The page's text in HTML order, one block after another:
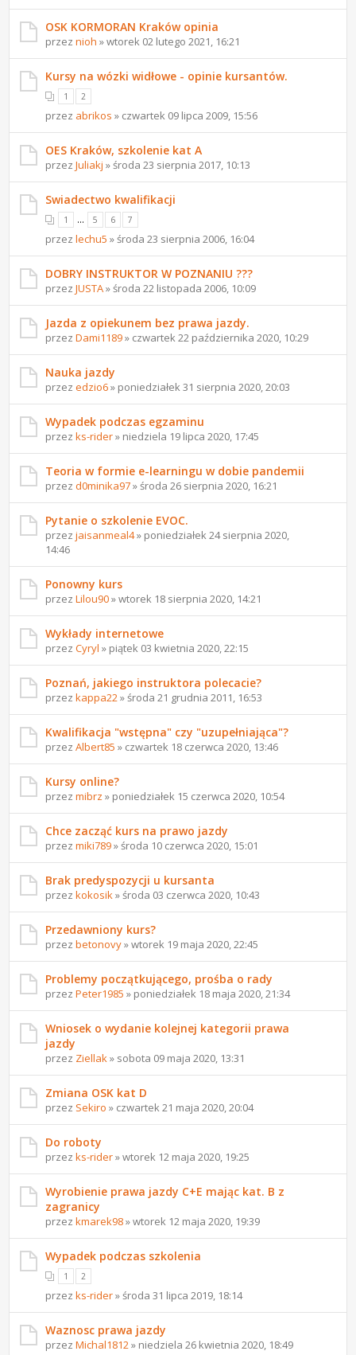
OSK KORMORAN Kraków opinia
przeznioh » wtorek 02 lutego 2021, 16:21
Kursy na wózki widłowe - opinie kursantów.
1 2
przez abrikos » czwartek 09 lipca 2009, 15:56
OES Kraków, szkolenie kat A
przezJuliakj » środa 23 sierpnia 2017, 10:13
Swiadectwo kwalifikacji
1 ... 5 6 7
przezlechu5 » środa 23 sierpnia 2006, 16:04
DOBRY INSTRUKTOR W POZNANIU ???
przezJUSTA» środa 22 listopada 2006, 10:09
Jazda z opiekunem bez prawa jazdy.
przezDami1189» czwartek 22 października 2020, 10:29
Nauka jazdy
przezedzio6» poniedziałek 31 sierpnia 2020, 20:03
Wypadek podczas egzaminu
przezks-rider» niedziela 19 lipca 2020, 17:45
Teoria w formie e-learningu w dobie pandemii
przezd0minika97» środa 26 sierpnia 2020, 16:21
Pytanie o szkolenie EVOC.
przezjaisanmeal4» poniedziałek 24 sierpnia 2020,
14:46
Ponowny kurs
przezLilou90» wtorek 18 sierpnia 2020, 14:21
Wykłady internetowe
przezCyryl » piątek 03 kwietnia 2020, 22:15
Poznań, jakiego instruktora polecacie?
przezkappa22 » środa 21 grudnia 2011, 16:53
Kwalifikacja "wstępna" czy "uzupełniająca"?
przezAlbert85 » czwartek 18 czerwca 2020, 13:46
Kursy online?
przezmibrz » poniedziałek 15 czerwca 2020, 10:54
Chce zacząć kurs na prawo jazdy
przezmiki789» środa 10 czerwca 2020, 15:01
Brak predyspozycji u kursanta
przezkokosik » środa 03 czerwca 2020, 10:43
Przedawniony kurs?
przezbetonovy» wtorek 19 maja 2020, 22:45
Problemy początkującego, prośba o rady
przezPeter1985 » poniedziałek 18 maja 2020, 21:34
Wniosek o wydanie kolejnej kategorii prawa
jazdy
przez Ziellak » sobota 09 maja 2020, 13:31
Zmiana OSK kat D
przez Sekiro » czwartek 21 maja 2020, 20:04
Do roboty
przezks-rider» wtorek 12 maja 2020, 19:25
Wyrobienie prawa jazdy C+E mając kat. B z
zagranicy
przezkmarek98» wtorek 12 maja 2020, 19:39
Wypadek podczas szkolenia
1 2
przezks-rider» środa 31 lipca 2019, 18:14
Waznosc prawa jazdy
przezMichal1812 » niedziela 26 kwietnia 2020, 18:49